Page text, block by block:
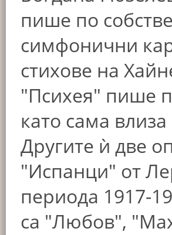
пише по
симфонични
стихове на
"Психея" пише
като сама
Другите ѝ две
"Испанци" от
периода 1917-
са "Любов",